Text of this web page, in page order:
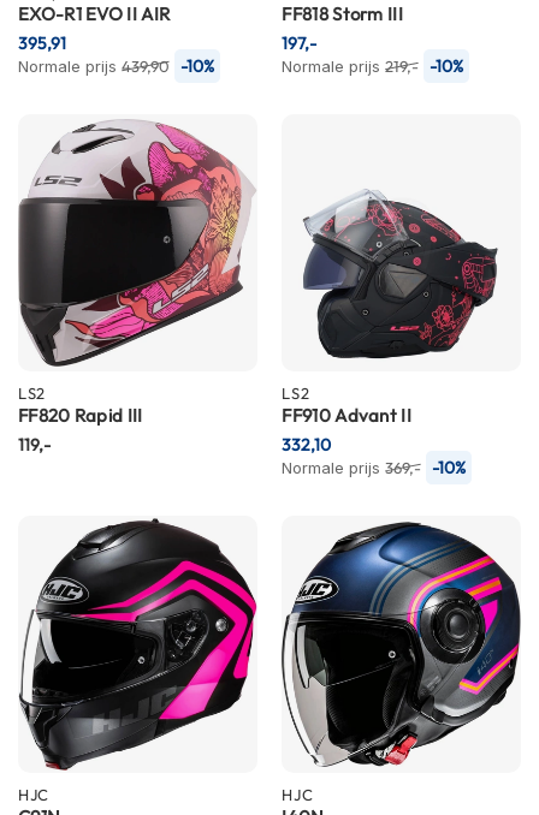
n
E
o
h
n
H
e
l
m
e
o
n
n
e
v
i
z
i
e
r
EXO-R1 EVO II AIR
Normale prijs 439,90 -10%
395,91
FF818 Storm III
Normale prijs 219,- -10%
197,-
LS2
FF820 Rapid III
119,-
LS2
FF910 Advant II
Normale prijs 369,- -10%
332,10
HJC HJC